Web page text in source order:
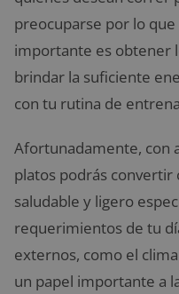
preocuparse por lo
importante es obtener
brindar la suficiente
con tu rutina de
Afortunadamente, con
platos podrás
saludable y ligero
requerimientos de tu
externos, como el
un papel importante a